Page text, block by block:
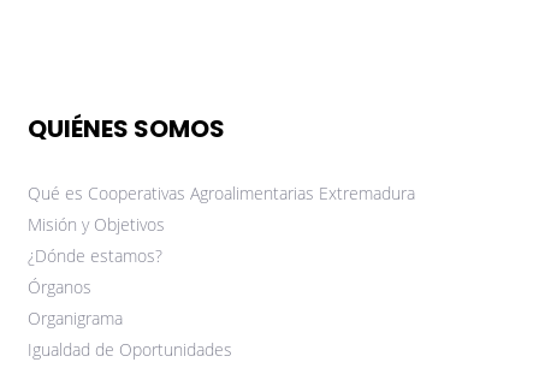
QUIÉNES SOMOS
Qué es Cooperativas Agroalimentarias Extremadura
Misión y Objetivos
¿Dónde estamos?
Órganos
Organigrama
Igualdad de Oportunidades